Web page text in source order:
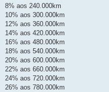
8% aos 240.000km
10% aos 300.000km
12% aos 360.000km
14% aos 420.000km
16% aos 480.000km
18% aos 540.000km
20% aos 600.000km
22% aos 660.000km
24% aos 720.000km
26% aos 780.000km